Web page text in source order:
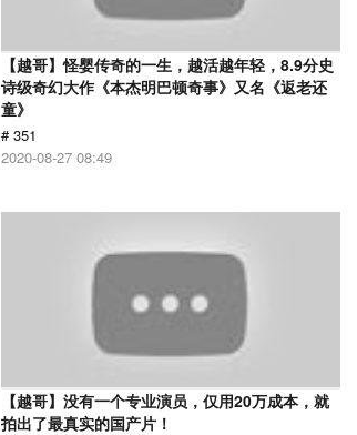
【越哥】怪婴传奇的一生，越活越年轻，8.9分史
诗级奇幻大作《本杰明巴顿奇事》又名《返老还
童》
# 351
2020-08-27 08:49
【越哥】没有一个专业演员，仅用20万成本，就
拍出了最真实的国产片！